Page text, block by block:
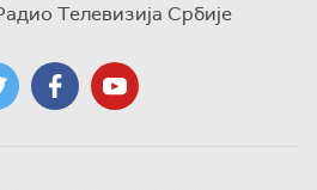
Телевизија Србије